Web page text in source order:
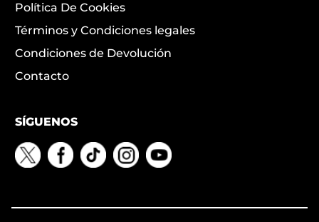
Política De Cookies
Términos y Condiciones legales
Condiciones de Devolución
Contacto
SÍGUENOS